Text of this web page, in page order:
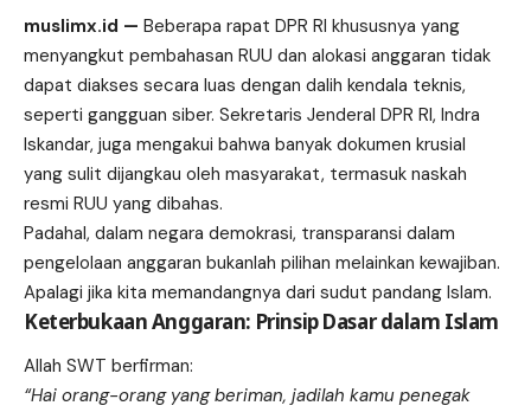
muslimx.id — Beberapa rapat DPR RI khususnya yang
menyangkut pembahasan RUU dan alokasi anggaran tidak
dapat diakses secara luas dengan dalih kendala teknis,
seperti gangguan siber. Sekretaris Jenderal DPR RI, Indra
Iskandar, juga mengakui bahwa banyak dokumen krusial
yang sulit dijangkau oleh masyarakat, termasuk naskah
resmi RUU yang dibahas.
Padahal, dalam negara demokrasi, transparansi dalam
pengelolaan anggaran bukanlah pilihan melainkan kewajiban.
Apalagi jika kita memandangnya dari sudut pandang Islam.
Keterbukaan Anggaran: Prinsip Dasar dalam Islam
Allah SWT berfirman:
“Hai orang-orang yang beriman, jadilah kamu penegak